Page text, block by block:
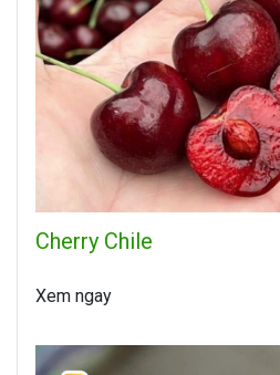
Cherry Chile
Xem ngay